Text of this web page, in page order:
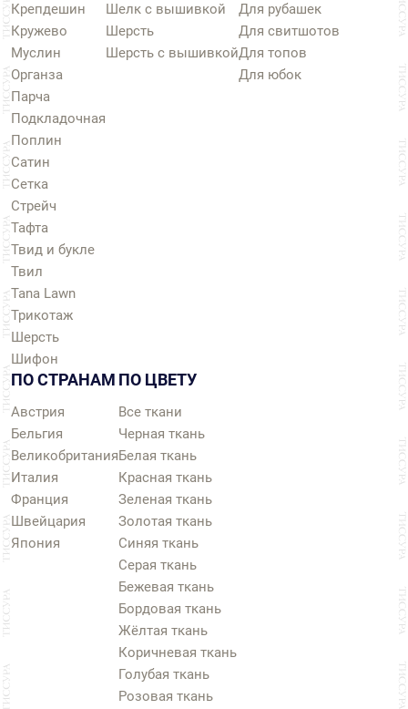
Крепдешин
Кружево
Муслин
Органза
Парча
Подкладочная
Поплин
Сатин
Сетка
Стрейч
Тафта
Твид и букле
Твил
Tana Lawn
Трикотаж
Шерсть
Шифон
Шелк с вышивкой
Шерсть
Шерсть с вышивкой
Для рубашек
Для свитшотов
Для топов
Для юбок
ПО СТРАНАМ
Австрия
Бельгия
Великобритания
Италия
Франция
Швейцария
Япония
ПО ЦВЕТУ
Все ткани
Черная ткань
Белая ткань
Красная ткань
Зеленая ткань
Золотая ткань
Синяя ткань
Серая ткань
Бежевая ткань
Бордовая ткань
Жёлтая ткань
Коричневая ткань
Голубая ткань
Розовая ткань